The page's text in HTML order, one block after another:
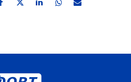
Deel deze pagina op Facebook
Deel deze pagina op X
Deel deze pagina op
Deel deze pagina
Deel deze